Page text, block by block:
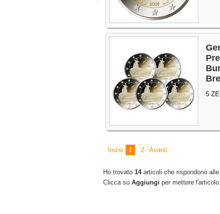
5
Inizio 1 2 Avanti
Ho trovato 14articoli che rispondono
Clicca su Aggiungi per mettere